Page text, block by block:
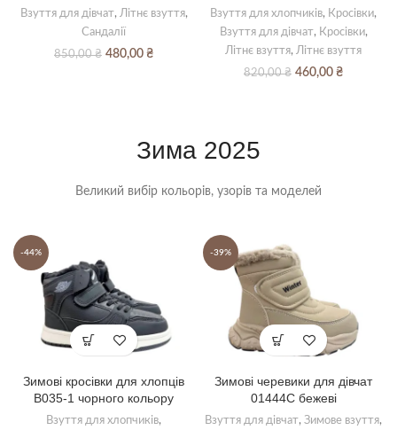
Взуття для дівчат, Літнє взуття,
Сандалії
850,00₴ Оригінальна
480,00 ₴Поточна
Взуття для хлопчиків, Кросівки,
Взуття для дівчат, Кросівки,
Літнє взуття, Літнє взуття
820,00₴ Оригінальна
460,00 ₴Поточна
Зима 2025
Великий вибір кольорів, узорів та моделей
-44%
Зимові кросівки для хлопців
В035-1 чорного кольору
Взуття для хлопчиків,
-39%
Зимові черевики для дівчат
01444С бежеві
Взуття для дівчат, Зимове взуття,